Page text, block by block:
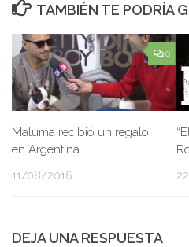
TAMBIÉN TE PODRÍA
0
Maluma recibió un regalo
en Argentina
11/08/2016
DEJA UNA RESPUESTA